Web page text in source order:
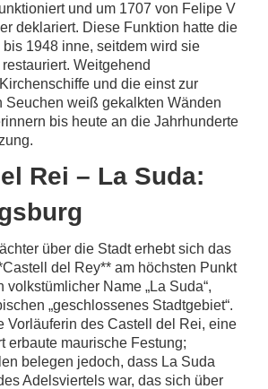
und um 1707 von Felipe V
deklariert. Diese Funktion hatte die
1948 inne, seitdem wird sie
Weitgehend
und die einst zur
Seuchen weiß gekalkten Wänden
bis heute an die Jahrhunderte
Rei – La Suda:
über die Stadt erhebt sich das
del Rey** am höchsten Punkt
volkstümlicher Name „La Suda“,
„geschlossenes Stadtgebiet“.
Vorläuferin des Castell del Rei, eine
erbaute maurische Festung;
belegen jedoch, dass La Suda
Adelsviertels war, das sich über